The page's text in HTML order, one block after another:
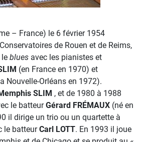
– France) le 6 février 1954
de Rouen et de Reims,
blues avec les pianistes et
(en France en 1970) et
Nouvelle-Orléans en 1972).
SLIM , et de 1980 à 1988
le batteurGérard FRÉMAUX (né en
il dirige un trio ou un quartette à
le batteurCarl LOTT. En 1993 il joue